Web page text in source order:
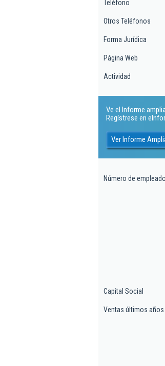
Teléfono
Otros Teléfonos
Forma Jurídica
Página Web
Actividad
Ve el Informe
Regístrese en
Ver Informe
Número de
Capital Social
Ventas últimos años